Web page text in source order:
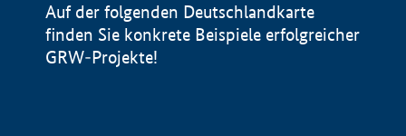
Auf der folgenden Deutschlandkarte
finden Sie konkrete Beispiele erfolgreicher
GRW-Projekte!